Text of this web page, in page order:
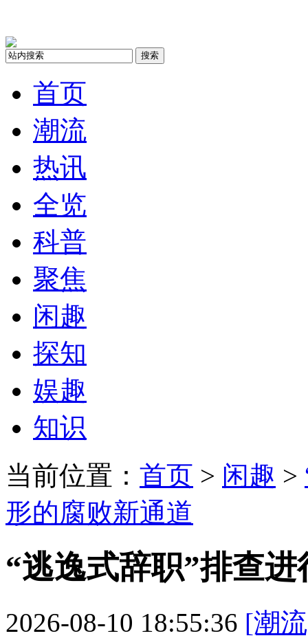
搜索
首页
潮流
热讯
全览
科普
聚焦
闲趣
探知
娱趣
知识
当前位置： 首页 > 闲趣 >
形的腐败新通道
“逃逸式辞职”排查
2026-08-10 18:55:36 [潮